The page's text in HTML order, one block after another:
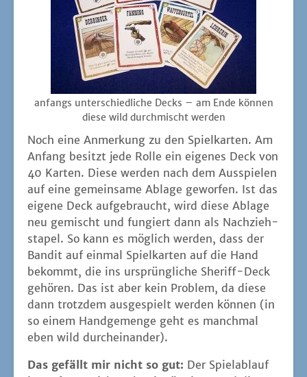
anfangs unter­schied­li­che Decks – am Ende kön­nen
die­se wild durch­mischt werden
Noch eine Anmer­kung zu den Spiel­kar­ten. Am
Anfang besitzt jede Rol­le ein eige­nes Deck von
40 Kar­ten. Die­se wer­den nach dem Aus­spie­len
auf eine gemein­sa­me Abla­ge gewor­fen. Ist das
eige­ne Deck auf­ge­braucht, wird die­se Abla­ge
neu gemischt und fun­giert dann als Nach­zieh­
sta­pel. So kann es mög­lich wer­den, dass der
Ban­dit auf ein­mal Spiel­kar­ten auf die Hand
bekommt, die ins ursprüng­li­che She­riff-Deck
gehö­ren. Das ist aber kein Pro­blem, da die­se
dann trotz­dem aus­ge­spielt wer­den kön­nen (in
so einem Hand­ge­men­ge geht es manch­mal
eben wild durcheinander).
Das gefällt mir nicht so gut: Der Spiel­ab­lauf